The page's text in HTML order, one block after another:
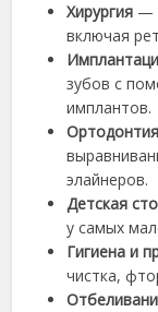
Хирургия —
включая
зубов с
имплантов.
Ортодонтия
элайнеров.
Детская
у самых
Гигиена и
чистка,